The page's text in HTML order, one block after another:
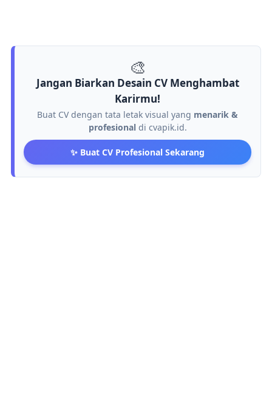
🎨
Jangan Biarkan Desain CV Menghambat
Karirmu!
Buat CV dengan tata letak visual yang menarik &
profesionaldi cvapik.id.
✨ Buat CV Profesional Sekarang